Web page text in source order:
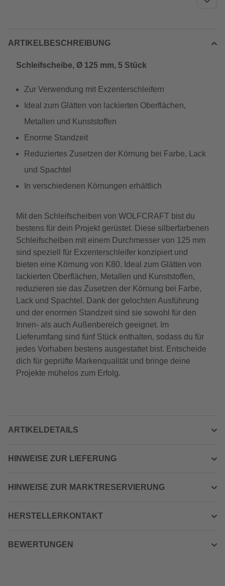
ARTIKELBESCHREIBUNG
Schleifscheibe, Ø 125 mm, 5 Stück
Zur Verwendung mit Exzenterschleifern
Ideal zum Glätten von lackierten Oberflächen,
Metallen und Kunststoffen
Enorme Standzeit
Reduziertes Zusetzen der Körnung bei Farbe, Lack
und Spachtel
In verschiedenen Körnungen erhältlich
Mit den Schleifscheiben von WOLFCRAFT bist du
bestens für dein Projekt gerüstet. Diese silberfarbenen
Schleifscheiben mit einem Durchmesser von 125 mm
sind speziell für Exzenterschleifer konzipiert und
bieten eine Körnung von K80. Ideal zum Glätten von
lackierten Oberflächen, Metallen und Kunststoffen,
reduzieren sie das Zusetzen der Körnung bei Farbe,
Lack und Spachtel. Dank der gelochten Ausführung
und der enormen Standzeit sind sie sowohl für den
Innen- als auch Außenbereich geeignet. Im
Lieferumfang sind fünf Stück enthalten, sodass du für
jedes Vorhaben bestens ausgestattet bist. Entscheide
dich für geprüfte Markenqualität und bringe deine
Projekte mühelos zum Erfolg.
ARTIKELDETAILS
HINWEISE ZUR LIEFERUNG
HINWEISE ZUR MARKTRESERVIERUNG
HERSTELLERKONTAKT
BEWERTUNGEN